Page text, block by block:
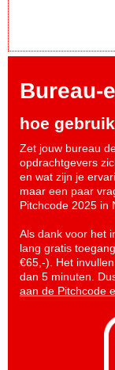
Bureau-
hoe
Zet jouw bureau
opdrachtgevers
en wat zijn je
maar een paar
Pitchcode 2025 in
Als dank voor het
lang gratis
€65,-). Het
dan 5 minuten.
aan de Pitchcode